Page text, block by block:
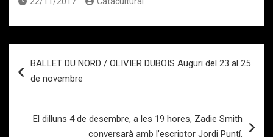
de
BALLET DU NORD / OLIVIER DUBOIS Auguri del 23 al 25
de novembre
El dilluns 4 de desembre, a les 19 hores, Zadie Smith
conversarà amb l’escriptor Jordi Puntí.